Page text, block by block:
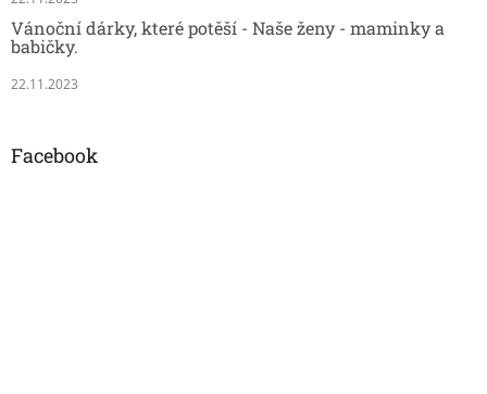
Vánoční dárky, které potěší - Naše ženy - maminky a
babičky.
22.11.2023
Facebook